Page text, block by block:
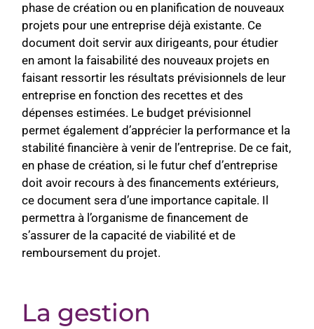
phase de création ou en planification de nouveaux
projets pour une entreprise déjà existante. Ce
document doit servir aux dirigeants, pour étudier
en amont la faisabilité des nouveaux projets en
faisant ressortir les résultats prévisionnels de leur
entreprise en fonction des recettes et des
dépenses estimées. Le budget prévisionnel
permet également d’apprécier la performance et la
stabilité financière à venir de l’entreprise. De ce fait,
en phase de création, si le futur chef d’entreprise
doit avoir recours à des financements extérieurs,
ce document sera d’une importance capitale. Il
permettra à l’organisme de financement de
s’assurer de la capacité de viabilité et de
remboursement du projet.
La gestion